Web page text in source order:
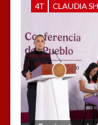
4T CLAUDIA